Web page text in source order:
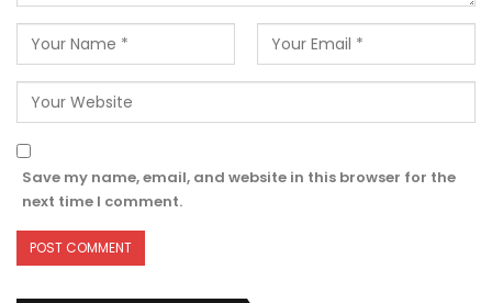
Save my name, email, and website in this browser for the
next time I comment.